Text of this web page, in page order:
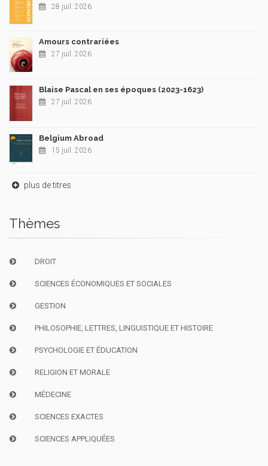
28 juil. 2026
Amours contrariées
27 juil. 2026
Blaise Pascal en ses époques (2023-1623)
27 juil. 2026
Belgium Abroad
15 juil. 2026
plus de titres
Thèmes
DROIT
SCIENCES ÉCONOMIQUES ET SOCIALES
GESTION
PHILOSOPHIE, LETTRES, LINGUISTIQUE ET HISTOIRE
PSYCHOLOGIE ET ÉDUCATION
RELIGION ET MORALE
MÉDECINE
SCIENCES EXACTES
SCIENCES APPLIQUÉES